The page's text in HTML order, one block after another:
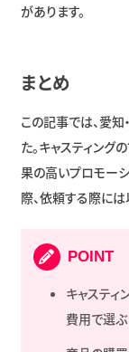
があります。
まとめ
この記事では、愛
た。キャスティング
果の高いプロモー
際、依頼する際には
POINT
キャスティ
費用で選ぶ